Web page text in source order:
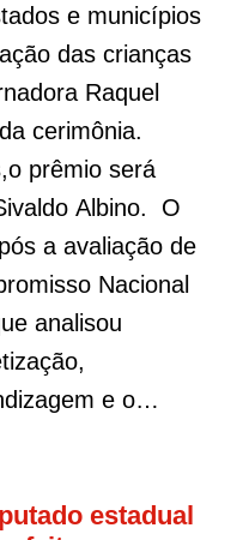
e municípios
das crianças
Raquel
cerimônia.
prêmio será
Albino. O
a avaliação de
Nacional
analisou
e o
Municipal de
máxima
foi premiada por
estadual